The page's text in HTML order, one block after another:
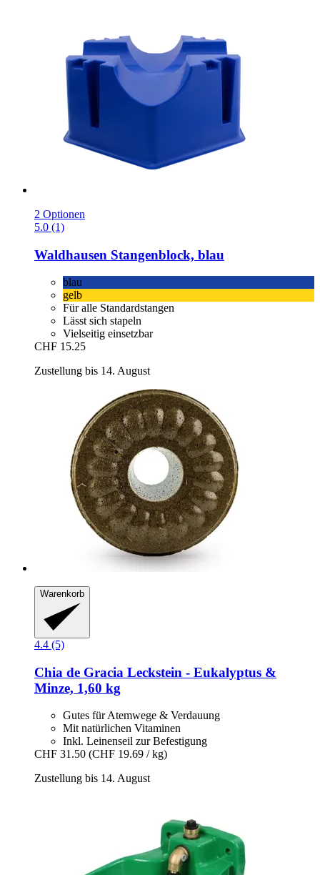
2 Optionen
5.0 (1)
Waldhausen Stangenblock, blau
blau
gelb
Für alle Standardstangen
Lässt sich stapeln
Vielseitig einsetzbar
CHF 15.25
Zustellung bis 14. August
Warenkorb
4.4 (5)
Chia de Gracia Leckstein -​ Eukalyptus &
Minze, 1,60 kg
Gutes für Atemwege & Verdauung
Mit natürlichen Vitaminen
Inkl. Leinenseil zur Befestigung
CHF 31.50 (CHF 19.69 / kg)
Zustellung bis 14. August